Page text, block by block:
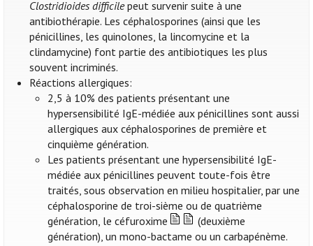
Clostridioides difficilepeut survenir suite à une
antibiothérapie. Les céphalosporines (ainsi que les
pénicillines, les quinolones, la lincomycine et la
clindamycine) font partie des antibiotiques les plus
souvent incriminés.
Réactions allergiques:
2,5 à 10% des patients présentant une
hypersensibilité IgE-médiée aux pénicillines sont aussi
allergiques aux céphalosporines de première et
cinquième génération.
Les patients présentant une hypersensibilité IgE-
médiée aux pénicillines peuvent toute-fois être
traités, sous observation en milieu hospitalier, par une
céphalosporine de troi-sième ou de quatrième
génération, le céfuroxime
(deuxième
génération), un mono-bactame ou un carbapénème.